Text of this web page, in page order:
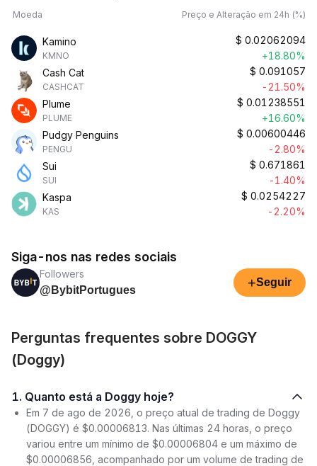
Moeda Preço e Alteração em 24h (%)
Kamino
KMNO
$ 0.02062094
+18.80%
Cash Cat
CASHCAT
$ 0.091057
-21.50%
Plume
PLUME
$ 0.01238551
+16.60%
Pudgy Penguins
PENGU
$ 0.00600446
-2.80%
Sui
SUI
$ 0.671861
-1.40%
Kaspa
KAS
$ 0.0254227
-2.20%
Siga-nos nas redes sociais
Followers
@BybitPortugues
+Seguir
Perguntas frequentes sobre DOGGY
(Doggy)
1. Quanto está a Doggy hoje?
Em 7 de ago de 2026, o preço atual de trading de Doggy
(DOGGY) é $0.00006813. Nas últimas 24 horas, o preço
variou entre um mínimo de $0.00006804 e um máximo de
$0.00006856, acompanhado por um volume de trading de